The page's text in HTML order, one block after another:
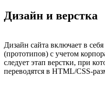
Дизайн и верстка
Дизайн сайта включает в
(прототипов) с учетом
следует этап верстки, при
переводятся в HTML/CSS-